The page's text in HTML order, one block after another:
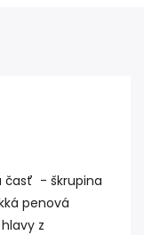
časť - škrupina
penová
z